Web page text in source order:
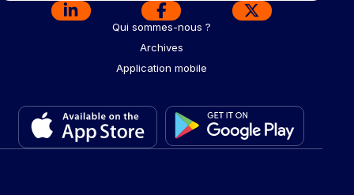
Qui sommes-nous ?
Archives
Application mobile